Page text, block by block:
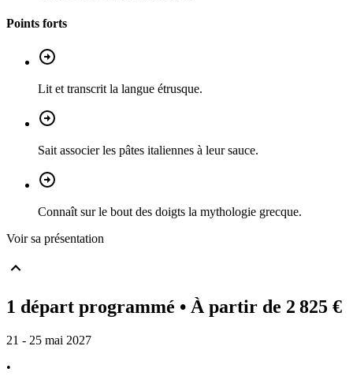
Points forts
Lit et transcrit la langue étrusque.
Sait associer les pâtes italiennes à leur sauce.
Connaît sur le bout des doigts la mythologie grecque.
Voir sa présentation
1 départ programmé • À partir de 2 825 €
21 - 25 mai 2027
•